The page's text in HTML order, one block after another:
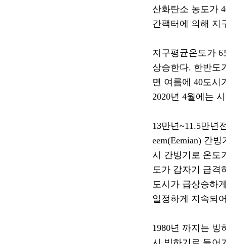
산화탄소 농도가
간팩터에 의해 지
지구평균온도가 6
상승한다. 한반도
면 여름에 40도시
2020년 4월에는
13만년~11.5만년
eem(Eemian) 간빙
시 간빙기로 온도
도가 갑자기 급격
도시가 급상승하
일정하게 지속되
1980년 까지는 빙